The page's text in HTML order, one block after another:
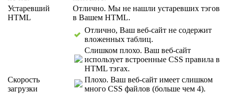
Устаревший
HTML
Отлично. Мы не нашли устаревших тэгов
в Вашем HTML.
Скорость
загрузки
Отлично, Ваш веб-сайт не содержит
вложенных таблиц.
Слишком плохо. Ваш веб-сайт
использует встроенные CSS правила в
HTML тэгах.
Плохо. Ваш веб-сайт имеет слишком
много CSS файлов (больше чем 4).